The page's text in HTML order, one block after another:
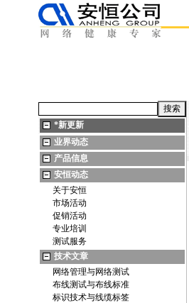
*新更新
业界动态
产品信息
安恒动态
关于安恒
市场活动
促销活动
专业培训
测试服务
技术文章
网络管理与网络测试
布线测试与布线标准
标识技术与线缆标签